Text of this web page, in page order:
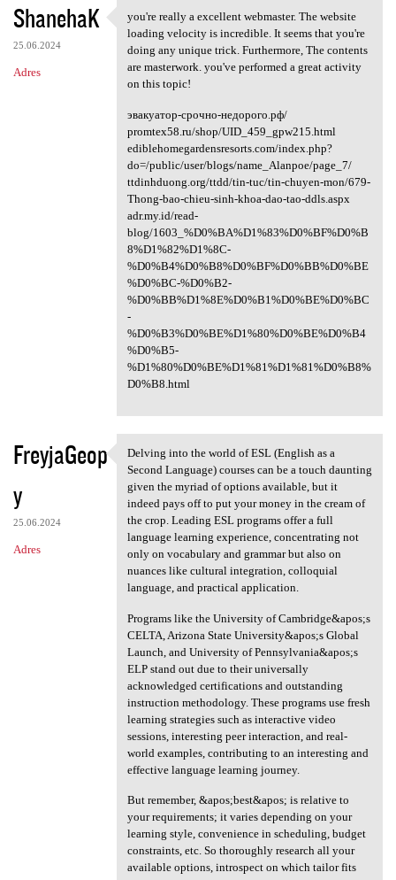
ShanehaK
25.06.2024
Adres
you're really a excellent
you're really a excellent webmaster. The website
loading velocity is incredible. It seems that you're
doing any unique trick. Furthermore, The contents
are masterwork. you've performed a great activity
on this topic!
эвакуатор-срочно-недорого.рф/
promtex58.ru/shop/UID_459_gpw215.html
ediblehomegardensresorts.com/index.php?
do=/public/user/blogs/name_Alanpoe/page_7/
ttdinhduong.org/ttdd/tin-tuc/tin-chuyen-mon/679-
Thong-bao-chieu-sinh-khoa-dao-tao-ddls.aspx
adr.my.id/read-
blog/1603_%D0%BA%D1%83%D0%BF%D0%B
8%D1%82%D1%8C-
%D0%B4%D0%B8%D0%BF%D0%BB%D0%BE
%D0%BC-%D0%B2-
%D0%BB%D1%8E%D0%B1%D0%BE%D0%BC
-
%D0%B3%D0%BE%D1%80%D0%BE%D0%B4
%D0%B5-
%D1%80%D0%BE%D1%81%D1%81%D0%B8%
D0%B8.html
FreyjaGeop
y
25.06.2024
Adres
Delving into the world of ESL
Delving into the world of ESL (English as a
Second Language) courses can be a touch daunting
given the myriad of options available, but it
indeed pays off to put your money in the cream of
the crop. Leading ESL programs offer a full
language learning experience, concentrating not
only on vocabulary and grammar but also on
nuances like cultural integration, colloquial
language, and practical application.
Programs like the University of Cambridge&apos;s
CELTA, Arizona State University&apos;s Global
Launch, and University of Pennsylvania&apos;s
ELP stand out due to their universally
acknowledged certifications and outstanding
instruction methodology. These programs use fresh
learning strategies such as interactive video
sessions, interesting peer interaction, and real-
world examples, contributing to an interesting and
effective language learning journey.
But remember, &apos;best&apos; is relative to
your requirements; it varies depending on your
learning style, convenience in scheduling, budget
constraints, etc. So thoroughly research all your
available options, introspect on which tailor fits